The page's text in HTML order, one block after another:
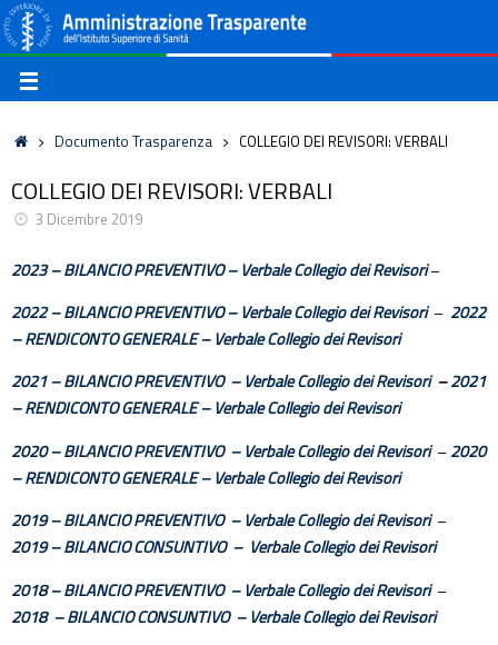
Documento Trasparenza COLLEGIO DEI REVISORI: VERBALI
COLLEGIO DEI REVISORI: VERBALI
3 Dicembre 2019
2023 – BILANCIO PREVENTIVO – Verbale Collegio dei Revisori–
2022 – BILANCIO PREVENTIVO – Verbale Collegio dei Revisori– 2022
– RENDICONTO GENERALE – Verbale Collegio dei Revisori
2021 – BILANCIO PREVENTIVO – Verbale Collegio dei Revisori–2021
– RENDICONTO GENERALE – Verbale Collegio dei Revisori
2020 – BILANCIO PREVENTIVO – Verbale Collegio dei Revisori–2020
– RENDICONTO GENERALE – Verbale Collegio dei Revisori
2019 – BILANCIO PREVENTIVO – Verbale Collegio dei Revisori –
2019 – BILANCIO CONSUNTIVO– Verbale Collegio dei Revisori
2018 – BILANCIO PREVENTIVO – Verbale Collegio dei Revisori–
2018 – BILANCIO CONSUNTIVO – Verbale Collegio dei Revisori